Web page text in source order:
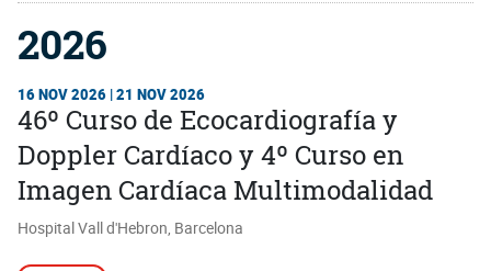
2026
16 NOV 2026 | 21 NOV 2026
46º Curso de Ecocardiografía y
Doppler Cardíaco y 4º Curso en
Imagen Cardíaca Multimodalidad
Hospital Vall d'Hebron, Barcelona